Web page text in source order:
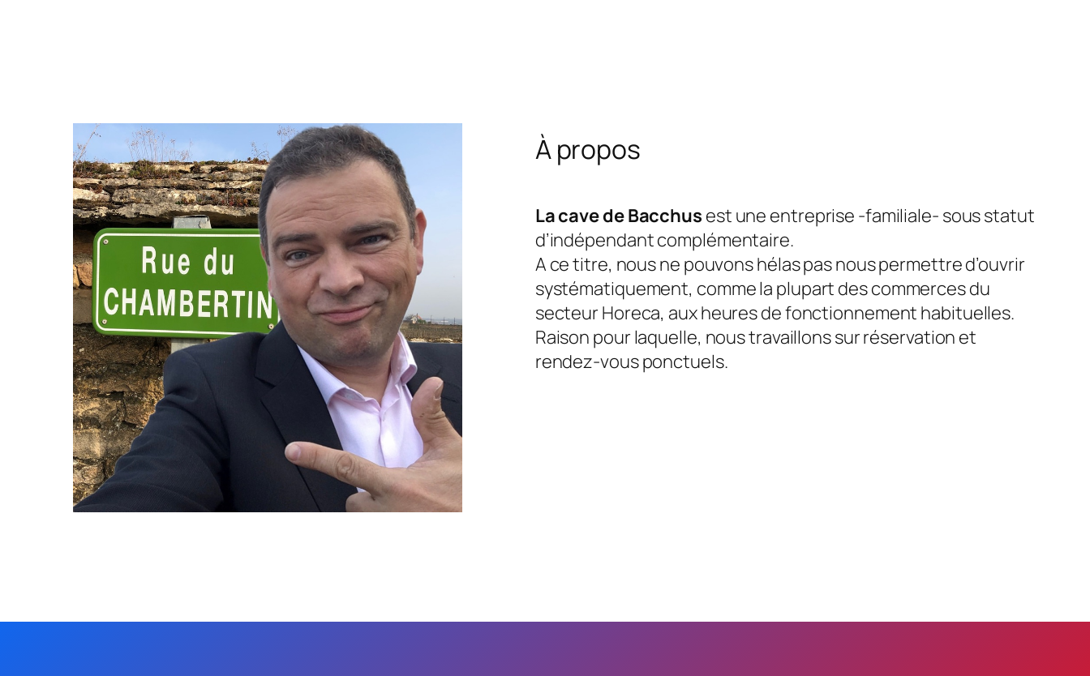
À propos
La cave de Bacchus est une entreprise -familiale- sous statut
d’indépendant complémentaire.
A ce titre, nous ne pouvons hélas pas nous permettre d’ouvrir
systématiquement, comme la plupart des commerces du
secteur Horeca, aux heures de fonctionnement habituelles.
Raison pour laquelle, nous travaillons sur réservation et
rendez-vous ponctuels.